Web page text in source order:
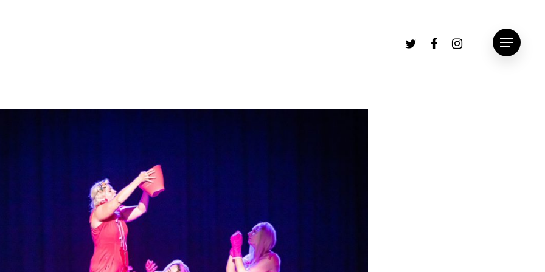
twitterfacebookinstagramMenu